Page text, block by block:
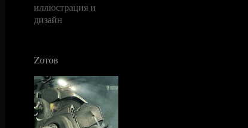
иллюстрация и
дизайн
Zотов